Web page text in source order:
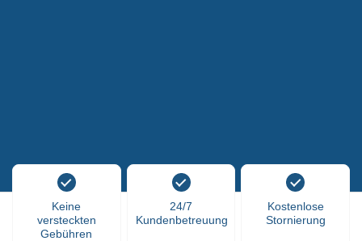
Keine
versteckten
Gebühren
24/7
Kundenbetreuung
Kostenlose
Stornierung